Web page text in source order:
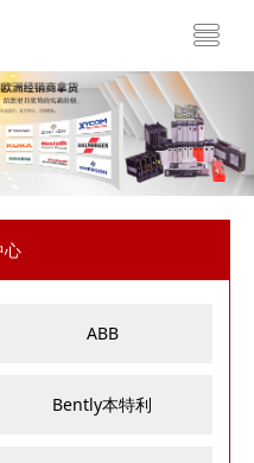
心
ABB
Bently本特利